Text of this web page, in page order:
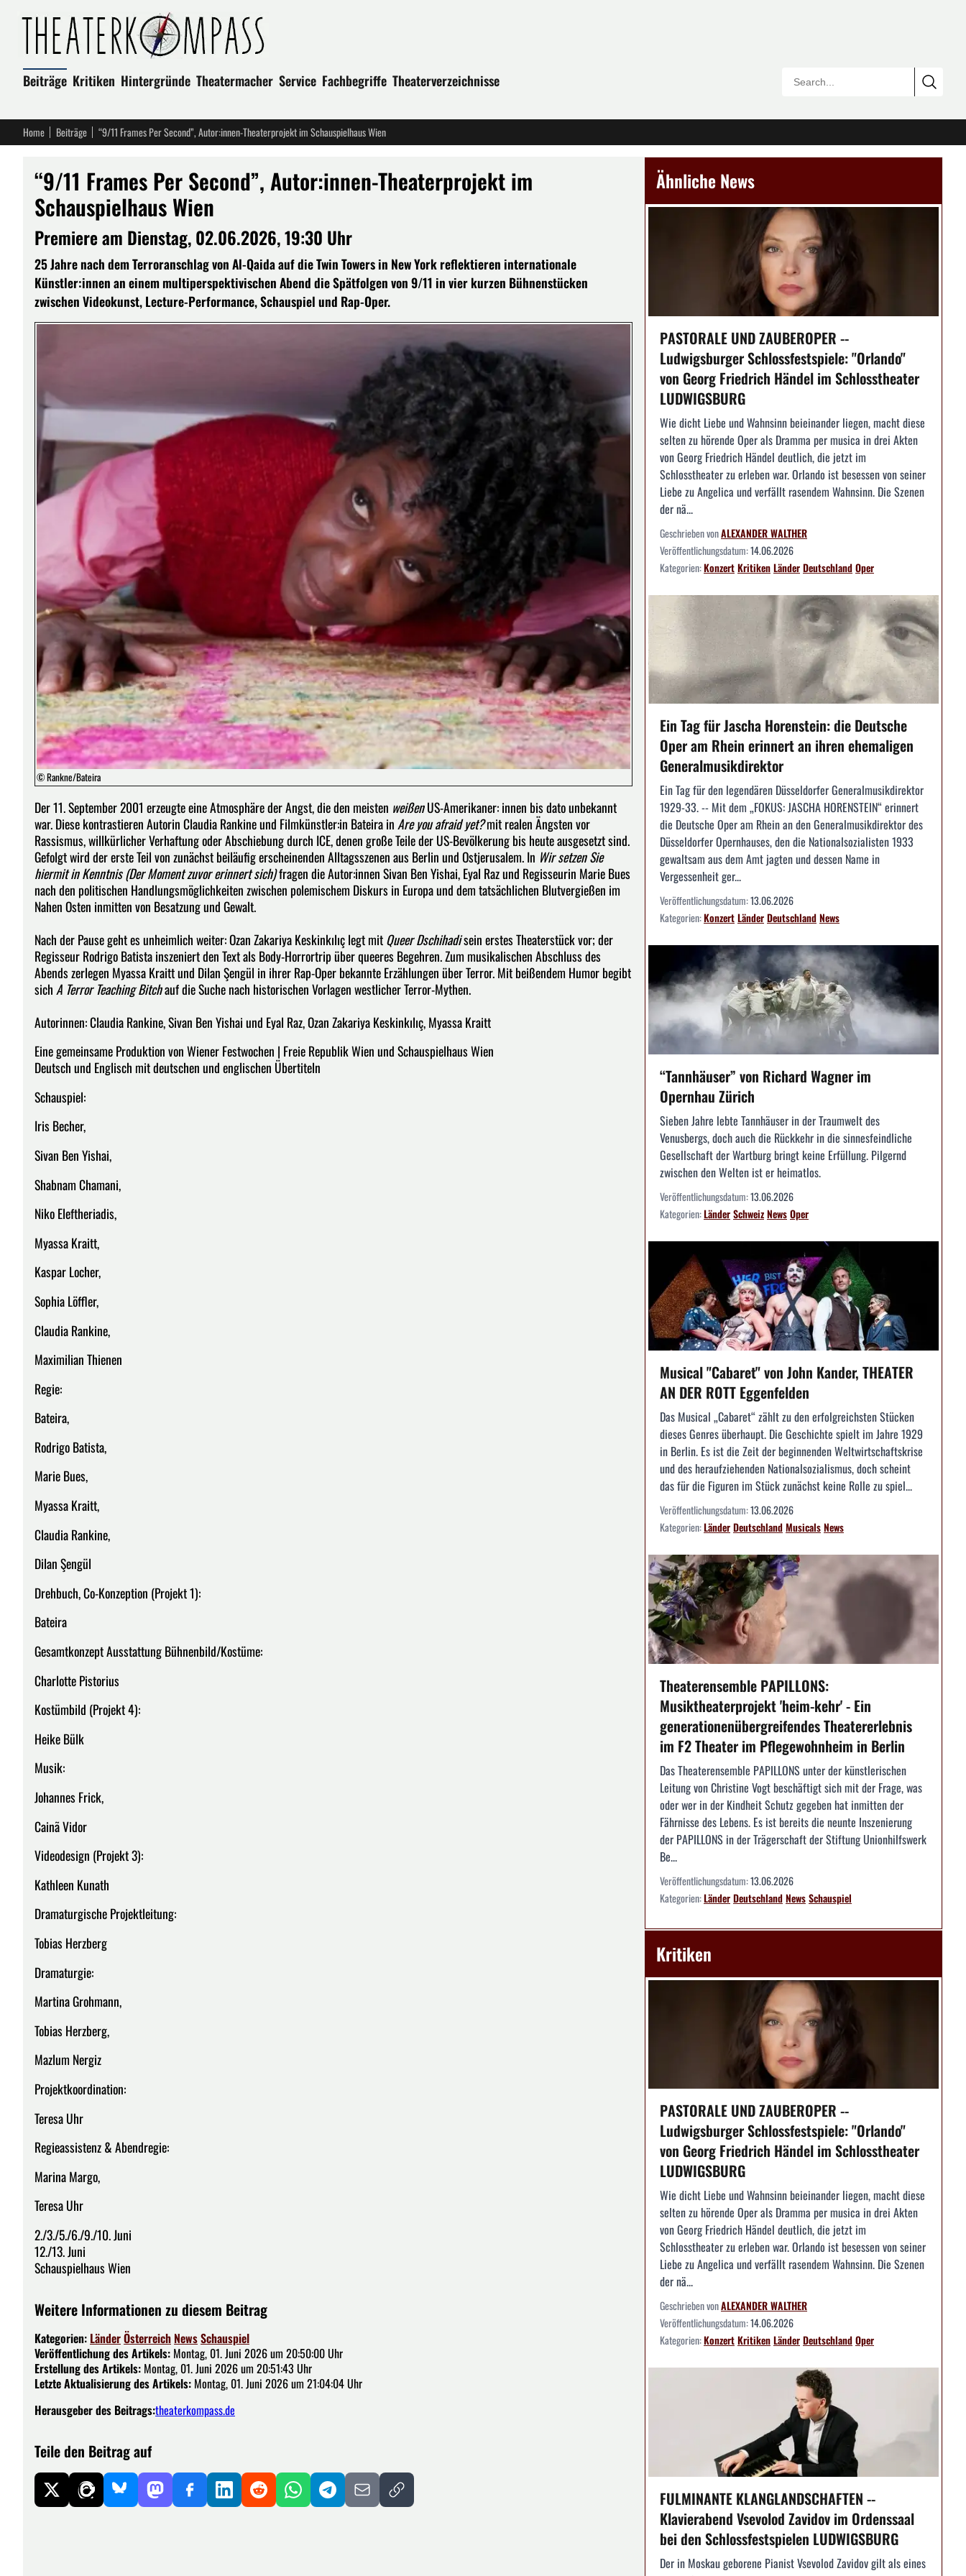
Beiträge Kritiken Hintergründe Theatermacher Service Fachbegriffe Theaterverzeichnisse
Home Beiträge “9/11 Frames Per Second”, Autor:innen-Theaterprojekt im Schauspielhaus Wien
“9/11 Frames Per Second”, Autor:innen-Theaterprojekt im
Schauspielhaus Wien
Premiere am Dienstag, 02.06.2026, 19:30 Uhr
25 Jahre nach dem Terroranschlag von Al-Qaida auf die Twin Towers in New York reflektieren internationale
Künstler:innen an einem multiperspektivischen Abend die Spätfolgen von 9/11 in vier kurzen Bühnenstücken
zwischen Videokunst, Lecture-Performance, Schauspiel und Rap-Oper.
© Rankne/Bateira
Der 11. September 2001 erzeugte eine Atmosphäre der Angst, die den meisten weißenUS-Amerikaner: innen bis dato unbekannt
war. Diese kontrastieren Autorin Claudia Rankine und Filmkünstler:in Bateira in Are you afraid yet?mit realen Ängsten vor
Rassismus, willkürlicher Verhaftung oder Abschiebung durch ICE, denen große Teile der US-Bevölkerung bis heute ausgesetzt sind.
Gefolgt wird der erste Teil von zunächst beiläufig erscheinenden Alltagsszenen aus Berlin und Ostjerusalem. In Wir setzen Sie
hiermit in Kenntnis (Der Moment zuvor erinnert sich)fragen die Autor:innen Sivan Ben Yishai, Eyal Raz und Regisseurin Marie Bues
nach den politischen Handlungsmöglichkeiten zwischen polemischem Diskurs in Europa und dem tatsächlichen Blutvergießen im
Nahen Osten inmitten von Besatzung und Gewalt.
Nach der Pause geht es unheimlich weiter: Ozan Zakariya Keskinkılıç legt mitQueer Dschihadisein erstes Theaterstück vor; der
Regisseur Rodrigo Batista inszeniert den Text als Body-Horrortrip über queeres Begehren. Zum musikalischen Abschluss des
Abends zerlegen Myassa Kraitt und Dilan Şengül in ihrer Rap-Oper bekannte Erzählungen über Terror. Mit beißendem Humor begibt
sich A Terror Teaching Bitchauf die Suche nach historischen Vorlagen westlicher Terror-Mythen.
Autorinnen: Claudia Rankine, Sivan Ben Yishai und Eyal Raz, Ozan Zakariya Keskinkılıç, Myassa Kraitt
Eine gemeinsame Produktion von Wiener Festwochen | Freie Republik Wien und Schauspielhaus Wien
Deutsch und Englisch mit deutschen und englischen Übertiteln
Schauspiel:
Iris Becher,
Sivan Ben Yishai,
Shabnam Chamani,
Niko Eleftheriadis,
Myassa Kraitt,
Kaspar Locher,
Sophia Löffler,
Claudia Rankine,
Maximilian Thienen
Regie:
Bateira,
Rodrigo Batista,
Marie Bues,
Myassa Kraitt,
Claudia Rankine,
Dilan Şengül
Drehbuch, Co-Konzeption (Projekt 1):
Bateira
Gesamtkonzept Ausstattung Bühnenbild/Kostüme:
Charlotte Pistorius
Kostümbild (Projekt 4):
Heike Bülk
Musik:
Johannes Frick,
Cainã Vidor
Videodesign (Projekt 3):
Kathleen Kunath
Dramaturgische Projektleitung:
Tobias Herzberg
Dramaturgie:
Martina Grohmann,
Tobias Herzberg,
Mazlum Nergiz
Projektkoordination:
Teresa Uhr
Regieassistenz & Abendregie:
Marina Margo,
Teresa Uhr
2./3./5./6./9./10. Juni
12./13. Juni
Schauspielhaus Wien
Weitere Informationen zu diesem Beitrag
Kategorien: LänderÖsterreich NewsSchauspiel
Veröffentlichung des Artikels: Montag, 01. Juni 2026 um 20:50:00 Uhr
Erstellung des Artikels: Montag, 01. Juni 2026 um 20:51:43 Uhr
Letzte Aktualisierung des Artikels: Montag, 01. Juni 2026 um 21:04:04 Uhr
Herausgeber des Beitrags:theaterkompass.de
Teile den Beitrag auf
Ähnliche News
PASTORALE UND ZAUBEROPER --
Ludwigsburger Schlossfestspiele: "Orlando"
von Georg Friedrich Händel im Schlosstheater
LUDWIGSBURG
Wie dicht Liebe und Wahnsinn beieinander liegen, macht diese
selten zu hörende Oper als Dramma per musica in drei Akten
von Georg Friedrich Händel deutlich, die jetzt im
Schlosstheater zu erleben war. Orlando ist besessen von seiner
Liebe zu Angelica und verfällt rasendem Wahnsinn. Die Szenen
der nä...
Geschrieben vonALEXANDER WALTHER
Veröffentlichungsdatum:14.06.2026
Kategorien:KonzertKritikenLänderDeutschlandOper
Ein Tag für Jascha Horenstein: die Deutsche
Oper am Rhein erinnert an ihren ehemaligen
Generalmusikdirektor
Ein Tag für den legendären Düsseldorfer Generalmusikdirektor
1929-33. -- Mit dem „FOKUS: JASCHA HORENSTEIN“ erinnert
die Deutsche Oper am Rhein an den Generalmusikdirektor des
Düsseldorfer Opernhauses, den die Nationalsozialisten 1933
gewaltsam aus dem Amt jagten und dessen Name in
Vergessenheit ger...
Veröffentlichungsdatum:13.06.2026
Kategorien:KonzertLänderDeutschlandNews
“Tannhäuser” von Richard Wagner im
Opernhau Zürich
Sieben Jahre lebte Tannhäuser in der Traumwelt des
Venusbergs, doch auch die Rückkehr in die sinnesfeindliche
Gesellschaft der Wartburg bringt keine Erfüllung. Pilgernd
zwischen den Welten ist er heimatlos.
Veröffentlichungsdatum:13.06.2026
Kategorien:LänderSchweizNewsOper
Musical "Cabaret" von John Kander, THEATER
AN DER ROTT Eggenfelden
Das Musical „Cabaret“ zählt zu den erfolgreichsten Stücken
dieses Genres überhaupt. Die Geschichte spielt im Jahre 1929
in Berlin. Es ist die Zeit der beginnenden Weltwirtschaftskrise
und des heraufziehenden Nationalsozialismus, doch scheint
das für die Figuren im Stück zunächst keine Rolle zu spiel...
Veröffentlichungsdatum:13.06.2026
Kategorien:LänderDeutschlandMusicalsNews
Theaterensemble PAPILLONS:
Musiktheaterprojekt 'heim-kehr' - Ein
generationenübergreifendes Theatererlebnis
im F2 Theater im Pflegewohnheim in Berlin
Das Theaterensemble PAPILLONS unter der künstlerischen
Leitung von Christine Vogt beschäftigt sich mit der Frage, was
oder wer in der Kindheit Schutz gegeben hat inmitten der
Fährnisse des Lebens. Es ist bereits die neunte Inszenierung
der PAPILLONS in der Trägerschaft der Stiftung Unionhilfswerk
Be...
Veröffentlichungsdatum:13.06.2026
Kategorien:LänderDeutschlandNewsSchauspiel
Kritiken
PASTORALE UND ZAUBEROPER --
Ludwigsburger Schlossfestspiele: "Orlando"
von Georg Friedrich Händel im Schlosstheater
LUDWIGSBURG
Wie dicht Liebe und Wahnsinn beieinander liegen, macht diese
selten zu hörende Oper als Dramma per musica in drei Akten
von Georg Friedrich Händel deutlich, die jetzt im
Schlosstheater zu erleben war. Orlando ist besessen von seiner
Liebe zu Angelica und verfällt rasendem Wahnsinn. Die Szenen
der nä...
Geschrieben vonALEXANDER WALTHER
Veröffentlichungsdatum:14.06.2026
Kategorien:KonzertKritikenLänderDeutschlandOper
FULMINANTE KLANGLANDSCHAFTEN --
Klavierabend Vsevolod Zavidov im Ordenssaal
bei den Schlossfestspielen LUDWIGSBURG
Der in Moskau geborene Pianist Vsevolod Zavidov gilt als eines